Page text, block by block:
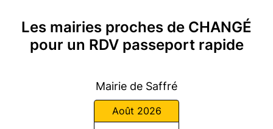
Les mairies proches de CHANGÉ
pour un RDV passeport rapide
Mairie de Saffré
Août 2026